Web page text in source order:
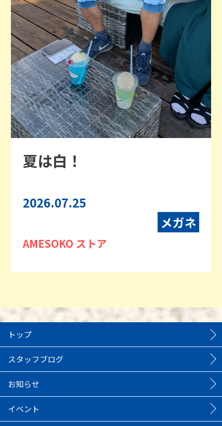
夏は白！
2026.07.25
メガネ
AMESOKO ストア
トップ
スタッフブログ
お知らせ
イベント